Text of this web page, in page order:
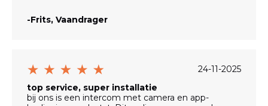
lager prijs dan een andere offerte die we hadden
aangevraagd. Het verwijderen van de oude
zijn zeer te spreken over de nieuwe Ajax installatie:
alles is draadloos en veel kleiner dan bij de oude
installatie; met behulp van de Ajax app is de
installatie eenvoudig te beheren. Chapeau voor
-Frits, Vaandrager
24-11-2025
top service, super installatie
bij ons is een intercom met camera en app-